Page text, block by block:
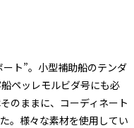
ト”。小型補助船のテンダ
ペッレモルビダ号にも必
のままに、コーディネート
。様々な素材を使用してい